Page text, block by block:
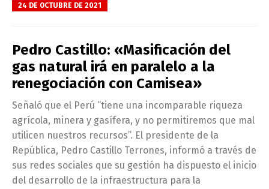
24 DE OCTUBRE DE 2021
Pedro Castillo: «Masificación del
gas natural irá en paralelo a la
renegociación con Camisea»
Señaló que el Perú “tiene una incomparable riqueza
agrícola, minera y gasífera, y no permitiremos que mal
utilicen nuestros recursos”. El presidente de la
República, Pedro Castillo Terrones, informó a través de
sus redes sociales que su gestión ha dispuesto el inicio
del desarrollo de la infraestructura para la